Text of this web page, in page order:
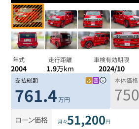
年式
2004
走行距離
1.9万km
車検有効期限
2024/10
支払総額
761.4 万円
本体価格
750
ローン価格 月々51,200円